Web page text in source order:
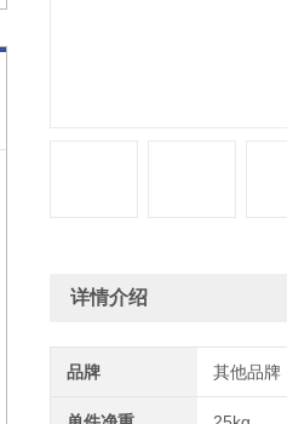
详情介绍
品牌 其他品牌